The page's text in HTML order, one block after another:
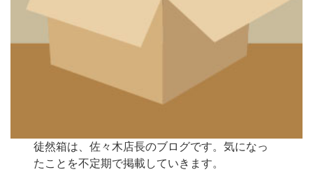
徒然箱は、佐々木店長のブログです。気になっ
たことを不定期で掲載していきます。